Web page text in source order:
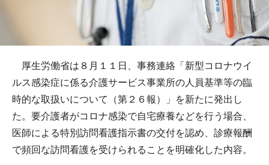
厚生労働省は８月１１日、事務連絡「新型コロナウイ
ルス感染症に係る介護サービス事業所の人員基準等の臨
時的な取扱いについて（第２６報）」を新たに発出し
た。要介護者がコロナ感染で自宅療養などを行う場合、
医師による特別訪問看護指示書の交付を認め、診療報酬
で頻回な訪問看護を受けられることを明確化した内容。